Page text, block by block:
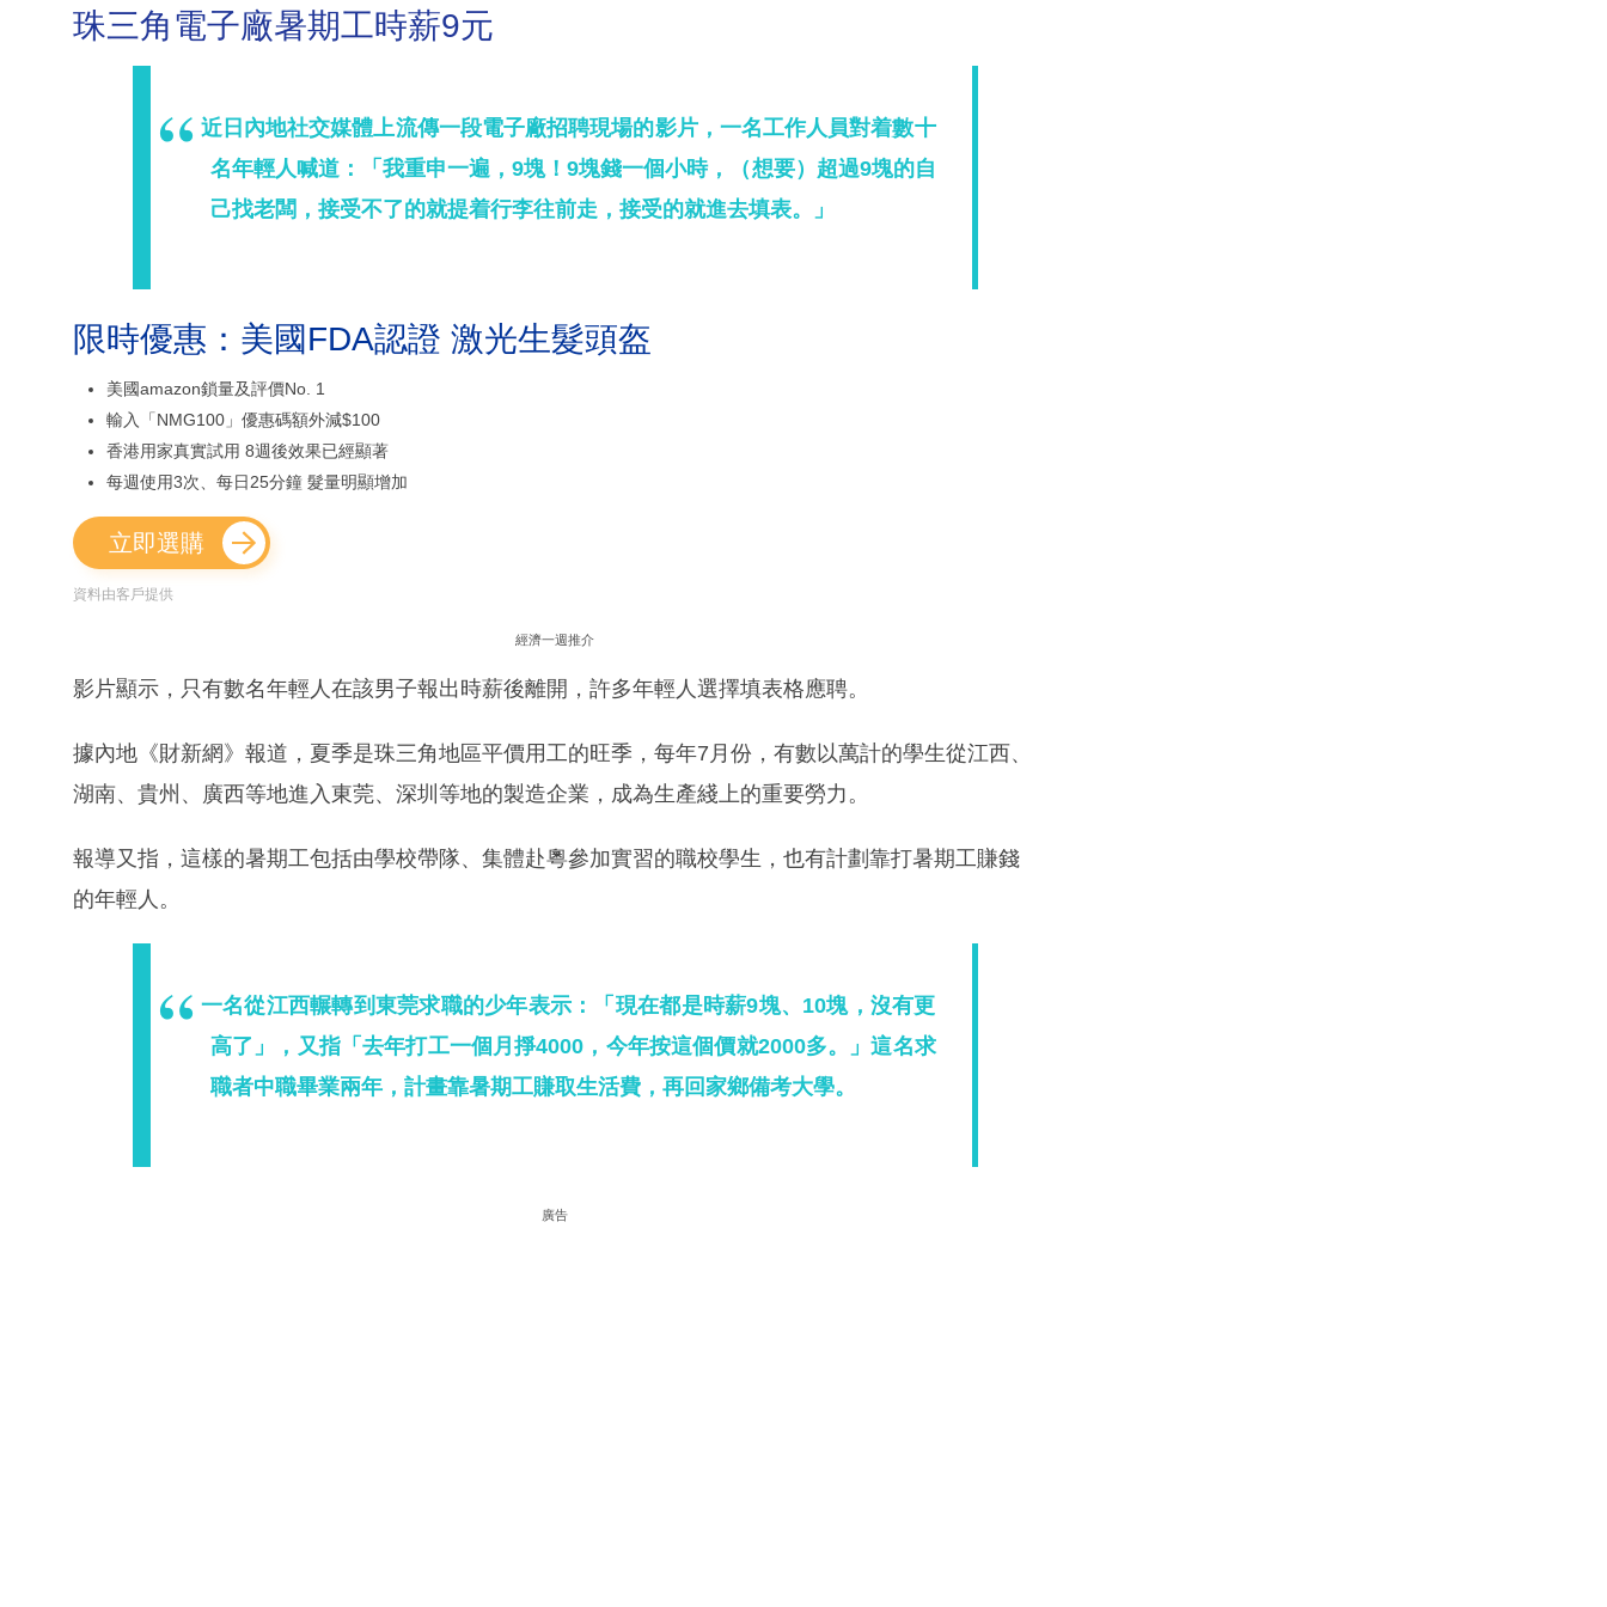
珠三角電子廠暑期工時薪9元
近日內地社交媒體上流傳一段電子廠招聘現場的影片，一名工作人員對着數十
名年輕人喊道：「我重申一遍，9塊！9塊錢一個小時，（想要）超過9塊的自
己找老闆，接受不了的就提着行李往前走，接受的就進去填表。」
限時優惠：美國FDA認證 激光生髮頭盔
美國amazon鎖量及評價No. 1
輸入「NMG100」優惠碼額外減$100
香港用家真實試用 8週後效果已經顯著
每週使用3次、每日25分鐘 髮量明顯增加
立即選購
資料由客戶提供
經濟一週推介
影片顯示，只有數名年輕人在該男子報出時薪後離開，許多年輕人選擇填表格應聘。
據內地《財新網》報道，夏季是珠三角地區平價用工的旺季，每年7月份，有數以萬計的學生從江西、
湖南、貴州、廣西等地進入東莞、深圳等地的製造企業，成為生產綫上的重要勞力。
報導又指，這樣的暑期工包括由學校帶隊、集體赴粵參加實習的職校學生，也有計劃靠打暑期工賺錢
的年輕人。
一名從江西輾轉到東莞求職的少年表示：「現在都是時薪9塊、10塊，沒有更
高了」，又指「去年打工一個月掙4000，今年按這個價就2000多。」這名求
職者中職畢業兩年，計畫靠暑期工賺取生活費，再回家鄉備考大學。
廣告